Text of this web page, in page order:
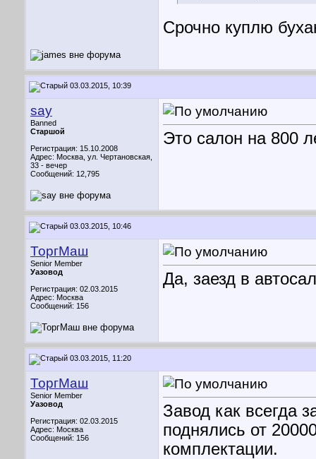
Срочно куплю
03.03.2015, 10:39
say
Banned
Старшой
Регистрация: 15.10.2008
Адрес: Москва, ул. Чертановская,
33 - вечер
Сообщений: 12,795
Это салон на 800
03.03.2015, 10:46
ТоргМаш
Senior Member
Уазовод
Регистрация: 02.03.2015
Адрес: Москва
Сообщений: 156
Да, заезд в
03.03.2015, 11:20
ТоргМаш
Senior Member
Уазовод
Регистрация: 02.03.2015
Адрес: Москва
Сообщений: 156
Завод как всегда
поднялись от
комплектации.